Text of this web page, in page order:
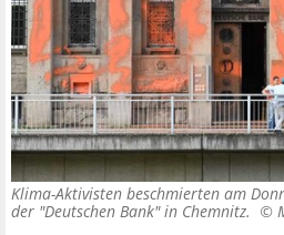
Klima-Aktivisten beschmierten am
der "Deutschen Bank" in Chemnitz. ©